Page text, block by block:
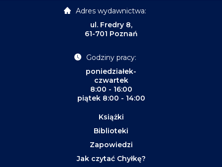
Adres wydawnictwa:
ul. Fredry 8,
61-701 Poznań
Godziny pracy:
poniedziałek-
czwartek
8:00 - 16:00
piątek 8:00 - 14:00
Książki
Biblioteki
Zapowiedzi
Jak czytać Chyłkę?